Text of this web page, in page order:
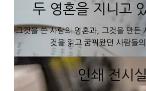
두 영혼을 지니고
그것을 쓴 사람의 영혼과, 그것을 만든
것을 읽고 꿈꿔왔던 사람들
인쇄 전시실